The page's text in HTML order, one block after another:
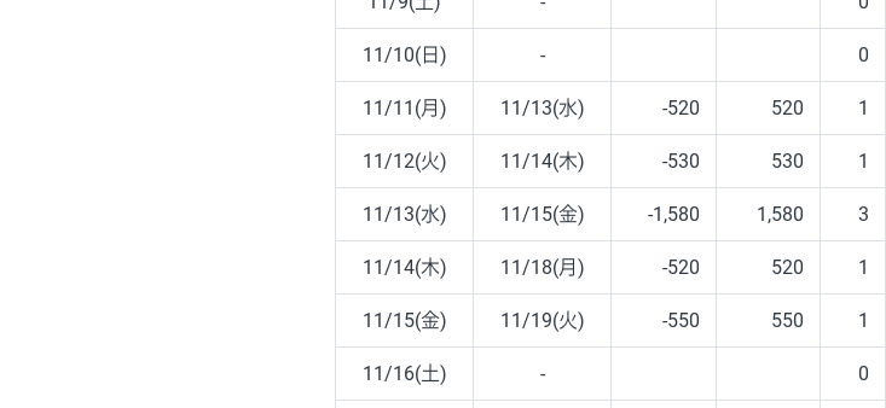
11/10(日) - 0
11/11(月) 11/13(水) -520 520 1
11/12(火) 11/14(木) -530 530 1
11/13(水) 11/15(金) -1,580 1,580 3
11/14(木) 11/18(月) -520 520 1
11/15(金) 11/19(火) -550 550 1
11/16(土) - 0